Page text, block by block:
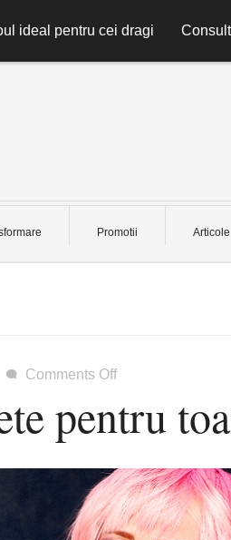
ideal pentru cei dragi
Promotii Articole
Comments Offon
indraznete
pentru
pentru